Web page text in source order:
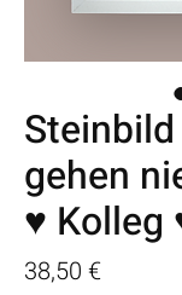
gehen
♥ Kolleg
38,50 €Preis